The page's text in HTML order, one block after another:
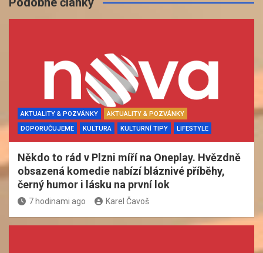
AKTUALITY & POZVÁNKY
AKTUALITY & POZVÁNKY
DOPORUČUJEME
KULTURA KULTURNÍ TIPY LIFESTYLE
Někdo to rád v Plzni míří na Oneplay. Hvězdně
obsazená komedie nabízí bláznivé příběhy,
černý humor i lásku na první lok
7 hodinami ago Karel Čavoš